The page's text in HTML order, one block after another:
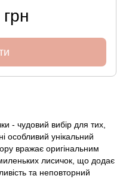
- чудовий вибір для тих,
особливий унікальний
вражає оригінальним
лисичок, що додає
та неповторний